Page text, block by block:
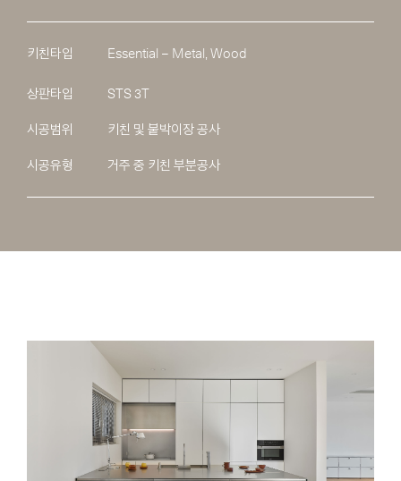
키친타입 Essential – Metal, Wood
상판타입 STS 3T
시공범위 키친 및 붙박이장 공사
시공유형 거주 중 키친 부분공사